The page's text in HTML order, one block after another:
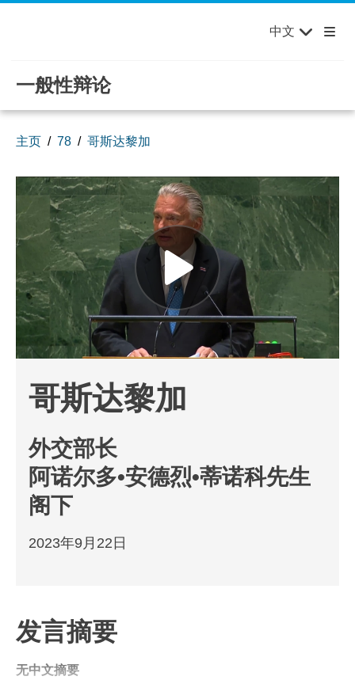
欢迎来到联合国，您的世界！ English Français
Español
中文
一般性辩论
主页 78 哥斯达黎加
哥斯达黎加
外交部长
阿诺尔多•安德烈•蒂诺科先生
阁下
2023年9月22日
发言摘要
无中文摘要